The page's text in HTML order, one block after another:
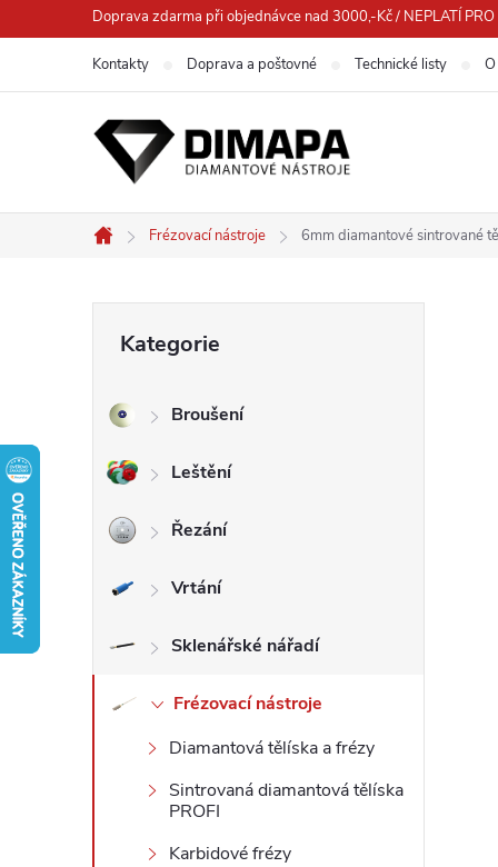
na
Doprava zdarma při objednávce nad 3000,-Kč / NEPLATÍ
Kontakty Doprava a poštovné Technické listy
Domů
Frézovací nástroje 6mm diamantové sintrované
s
a
n
n
kategorie
Kategorie
Broušení
Leštění
Řezání
Vrtání
Sklenářské nářadí
Frézovací nástroje
Diamantová tělíska a frézy
Sintrovaná diamantová tělíska
PROFI
Karbidové frézy